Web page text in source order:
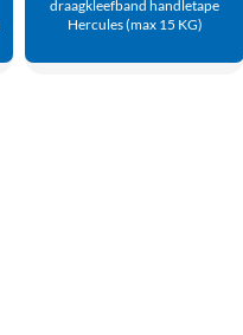
draagkleefband handletape
Hercules (max 15 KG)